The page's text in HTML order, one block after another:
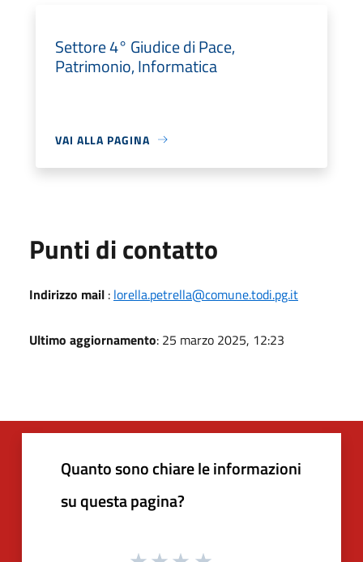
Settore 4° Giudice di Pace,
Patrimonio, Informatica
VAI ALLA PAGINA
Punti di contatto
Indirizzo mail : lorella.petrella@comune.todi.pg.it
Ultimo aggiornamento: 25 marzo 2025, 12:23
Quanto sono chiare le informazioni
su questa pagina?